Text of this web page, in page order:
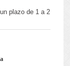
plazo de 1 a 2